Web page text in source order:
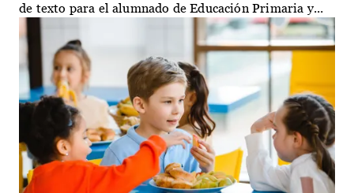
de texto para el alumnado de Educación Primaria y...